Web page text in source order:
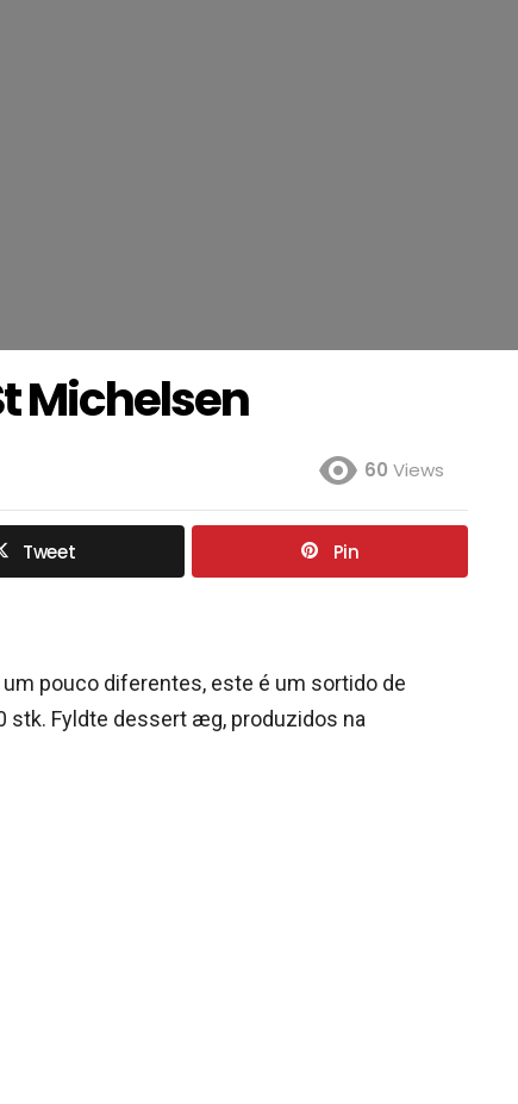
Michelsen
60 Views
Tweet Pin
um pouco diferentes, este é um sortido de
stk. Fyldte dessert æg, produzidos na